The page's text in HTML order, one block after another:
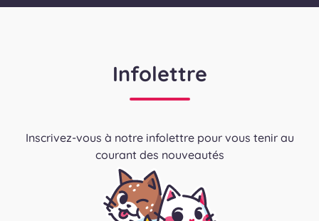
Infolettre
Inscrivez-vous à notre infolettre pour vous tenir au
courant des nouveautés